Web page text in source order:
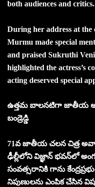
both audiences and critics.
During her address at
Murmu made special
and praised Sukruthi
highlighted the actress’s
acting deserved special
ఉత్తమ బాలనటిగా జాతీయ
బండ్రెడ్డి
71వ జాతీయ చలన చిత్ర
ఢీల్లీలోని విజ్ఞాన్‌ భవన్‌లో
సంవత్సరానికి గాను
నిపుణులను ఎంపిక చేసిన